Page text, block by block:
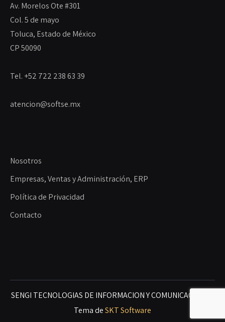
Av. Morelos Ote #301
Col. 5 de mayo
Toluca, Estado de México
CP 50090
Tel. +52 722 238 63 39
atencion@softse.mx
Nosotros
Empresas, Ventas y Administración, ERP
Política de Privacidad
Contacto
SENGI TECNOLOGIAS DE INFORMACION Y COMUNICACIONES
Tema deSKT Software